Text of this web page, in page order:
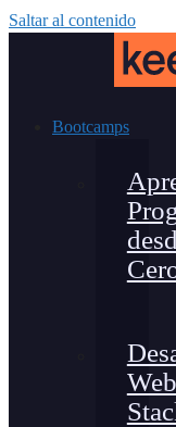
Saltar al contenido
Bootcamps